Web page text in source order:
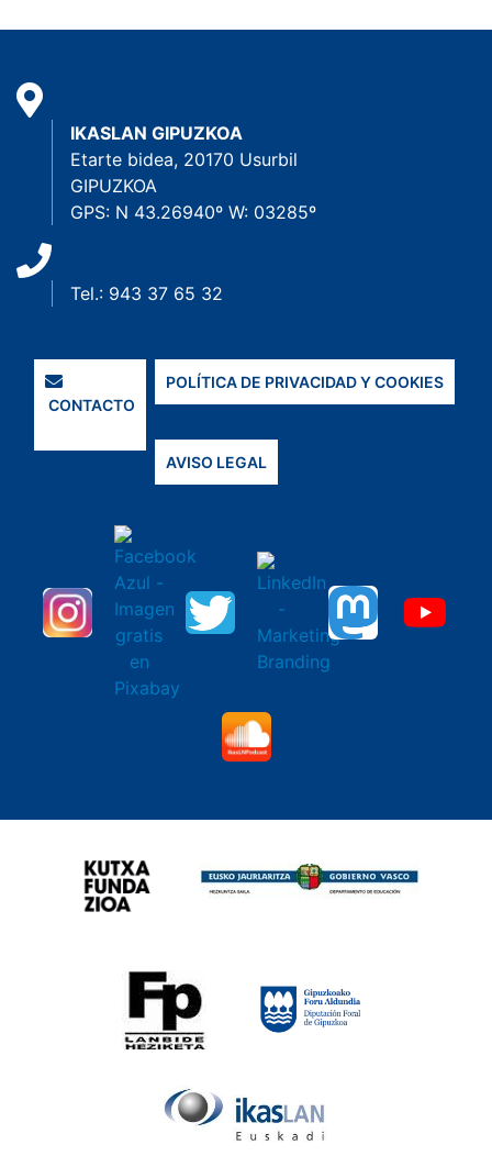
IKASLAN GIPUZKOA
Etarte bidea, 20170 Usurbil
GIPUZKOA
GPS: N 43.26940º W: 03285º
Tel.: 943 37 65 32
CONTACTO
POLÍTICA DE PRIVACIDAD Y COOKIES
AVISO LEGAL